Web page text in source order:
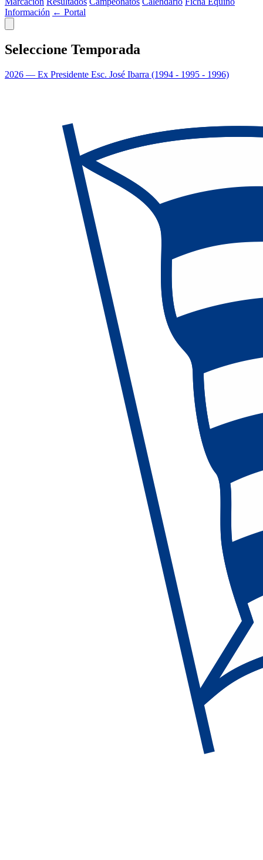
Información ← Portal
Seleccione Temporada
2026 — Ex Presidente Esc. José Ibarra (1994 - 1995 - 1996)